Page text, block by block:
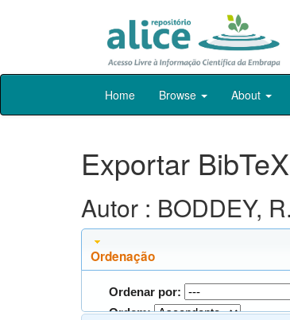
Skip
Home Browse About
Exportar BibTeX
Autor : BODDEY,
Ordenação
Ordenar por:
Ordem: